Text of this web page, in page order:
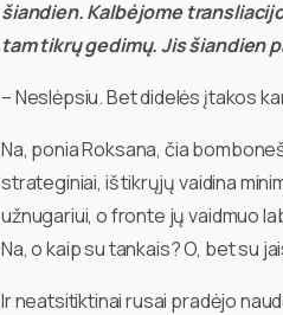
šiandien. Kalbėjome
tam tikrų gedimų. Jis šiandien
– Neslėpsiu. Bet didelės įtakos
Na, ponia Roksana, čia
strateginiai, iš tikrųjų vaidina
užnugariui, o fronte jų vaidmuo
Na, o kaip su tankais? O, bet su
Ir neatsitiktinai rusai pradėjo